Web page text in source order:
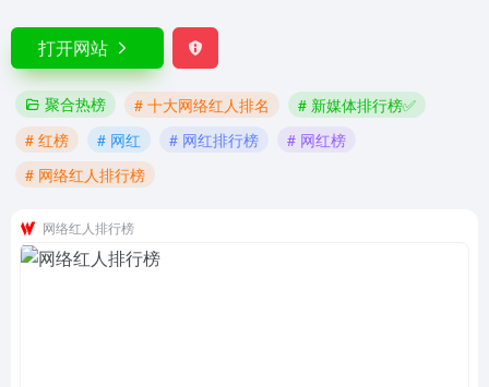
打开网站
聚合热榜 # 十大网络红人排名
# 新媒体排行榜✅
# 红榜
# 网红 # 网红排行榜
# 网红榜
# 网络红人排行榜
网络红人排行榜